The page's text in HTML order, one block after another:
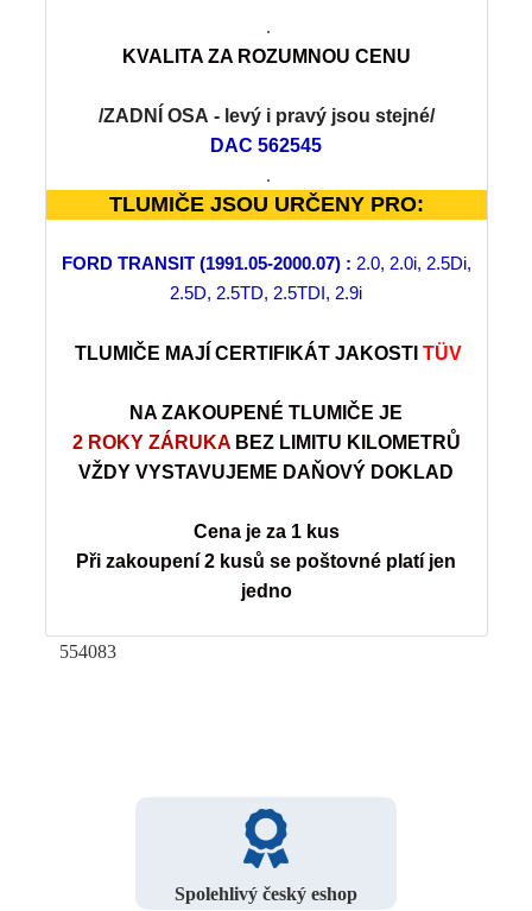
.
KVALITA ZA ROZUMNOU CENU
/ZADNÍ OSA - levý i pravý jsou stejné/
DAC 562545
.
TLUMIČE JSOU URČENY PRO:
FORD TRANSIT (1991.05-2000.07) : 2.0, 2.0i, 2.5Di,
2.5D, 2.5TD, 2.5TDI, 2.9i
TLUMIČE MAJÍ CERTIFIKÁT JAKOSTI TÜV
NA ZAKOUPENÉ TLUMIČE JE
2 ROKY ZÁRUKA BEZ LIMITU KILOMETRŮ
VŽDY VYSTAVUJEME DAŇOVÝ DOKLAD
Cena je za 1 kus
Při zakoupení 2 kusů se poštovné platí jen
jedno
554083
Spolehlivý český eshop